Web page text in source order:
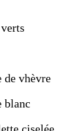
de vhèvre
blanc